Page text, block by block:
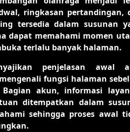
ringkasan pertandingan,
tersedia dalam susunan
dapat memahami momen
terlalu banyak halaman.
penjelasan awal
fungsi halaman
akun, informasi
ditempatkan dalam
sehingga proses awal